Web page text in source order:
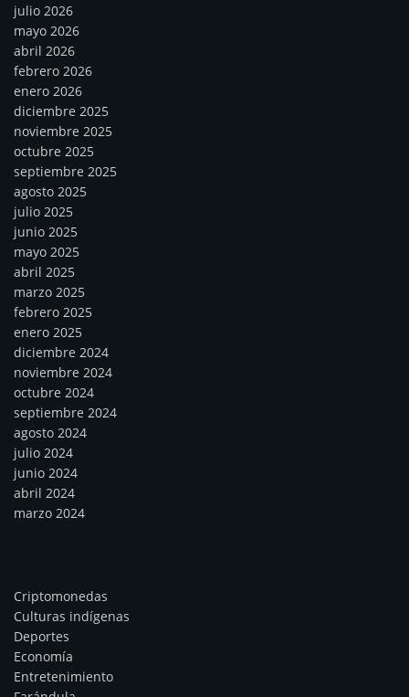
julio 2026
mayo 2026
abril 2026
febrero 2026
enero 2026
diciembre 2025
noviembre 2025
octubre 2025
septiembre 2025
agosto 2025
julio 2025
junio 2025
mayo 2025
abril 2025
marzo 2025
febrero 2025
enero 2025
diciembre 2024
noviembre 2024
octubre 2024
septiembre 2024
agosto 2024
julio 2024
junio 2024
abril 2024
marzo 2024
Criptomonedas
Culturas indígenas
Deportes
Economía
Entretenimiento